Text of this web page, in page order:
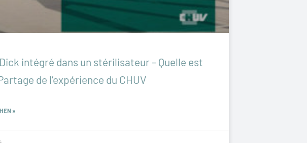
intégré dans un stérilisateur – Quelle est
de l’expérience du CHUV
»